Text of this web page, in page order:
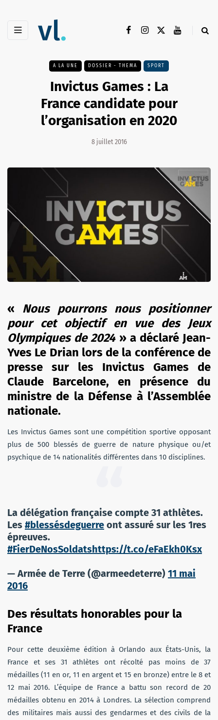
A LA UNE DOSSIER - THEMA SPORT
Invictus Games : La
France candidate pour
l’organisation en 2020
8 juillet 2016
« Nous pourrons nous positionner
pour cet objectif en vue des Jeux
Olympiques de 2024» a déclaré Jean-
Yves Le Drian lors de la conférence de
presse sur les Invictus Games de
Claude Barcelone, en présence du
ministre de la Défense à l’Assemblée
nationale.
Les Invictus Games sont une compétition sportive opposant
plus de 500 blessés de guerre de nature physique ou/et
psychique de 14 nationalités différentes dans 10 disciplines.
La délégation française compte 31 athlètes.
Les #blessésdeguerre ont assuré sur les 1res
épreuves.
#FierDeNosSoldatshttps://t.co/eFaEkh0Ksx
— Armée de Terre (@armeedeterre) 11 mai
2016
Des résultats honorables pour la
France
Pour cette deuxième édition à Orlando aux États-Unis, la
France et ses 31 athlètes ont récolté pas moins de 37
médailles (11 en or, 11 en argent et 15 en bronze) entre le 8 et
12 mai 2016. L’équipe de France a battu son record de 20
médailles obtenu en 2014 à Londres. La sélection comprend
des militaires mais aussi des gendarmes et des civils de la